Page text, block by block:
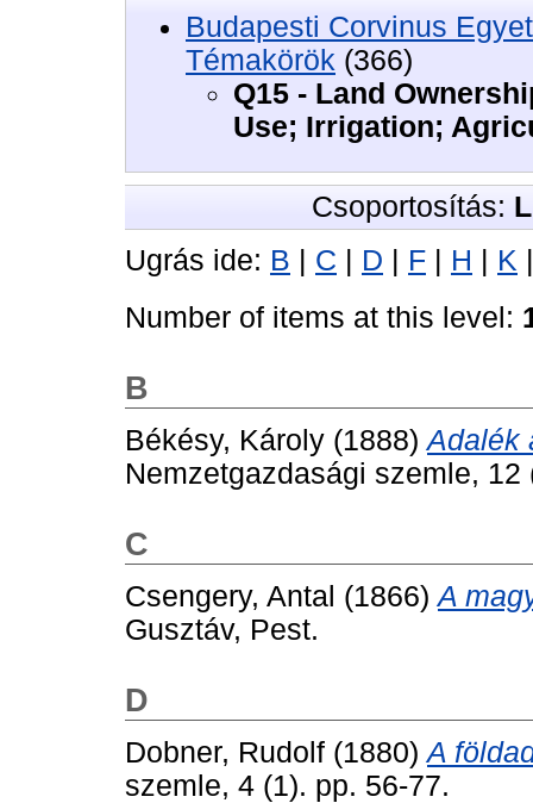
Budapesti Corvinus
Témakörök (366)
Q15 - Land
Use; Irrigation;
Csoportosítás:
Ugrás ide: B C D F H K
Number of items at this level:
B
Békésy, Károly (1888)Adalék
Nemzetgazdasági szemle, 12
C
Csengery, Antal (1866)A
Gusztáv, Pest.
D
Dobner, Rudolf (1880)A
szemle, 4 (1). pp. 56-77.